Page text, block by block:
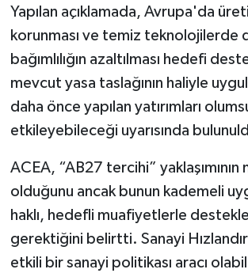
Yapılan açıklamada, Avrupa'da
korunması ve temiz teknolojilerde
bağımlılığın azaltılması hedefi
mevcut yasa taslağının haliyle
daha önce yapılan yatırımları
etkileyebileceği uyarısında
ACEA, “AB27 tercihi” yaklaşımının
olduğunu ancak bunun kademeli
haklı, hedefli muafiyetlerle
gerektiğini belirtti. Sanayi
etkili bir sanayi politikası aracı